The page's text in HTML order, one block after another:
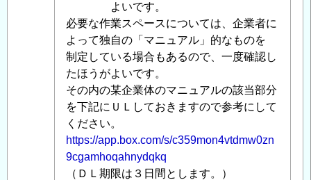
」
る
「 Re:
推
進
工
法
の
発
進
立
よいです。
必要な作業スペースについては、企業者に
よって独自の「マニュアル」的なものを
制定している場合もあるので、一度確認し
たほうがよいです。
その内の某企業体のマニュアルの該当部分
を下記にＵＬしておきますので参考にして
ください。
https://app.box.com/s/c359mon4vtdmw0zn
9cgamhoqahnydqkq
（ＤＬ期限は３日間とします。）